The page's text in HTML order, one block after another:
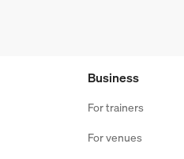
Business
For trainers
For venues